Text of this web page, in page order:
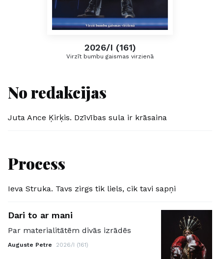
2026/I (161)
Virzīt bumbu gaismas virzienā
No redakcijas
Juta Ance Ķirķis. Dzīvības sula ir krāsaina
Process
Ieva Struka. Tavs zirgs tik liels, cik tavi sapņi
Dari to ar mani
Par materialitātēm divās izrādēs
Auguste Petre 2026/I (161)